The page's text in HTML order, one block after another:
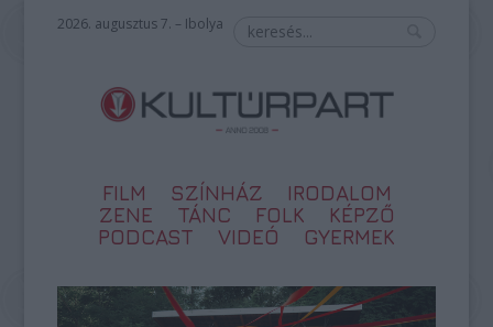
2026. augusztus 7. – Ibolya
FILM SZÍNHÁZ
IRODALOM
ZENE
TÁNC FOLK
KÉPZŐ
PODCAST
VIDEÓ GYERMEK